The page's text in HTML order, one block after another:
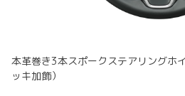
本革巻き3本スポークステアリングホ
ッキ加飾）